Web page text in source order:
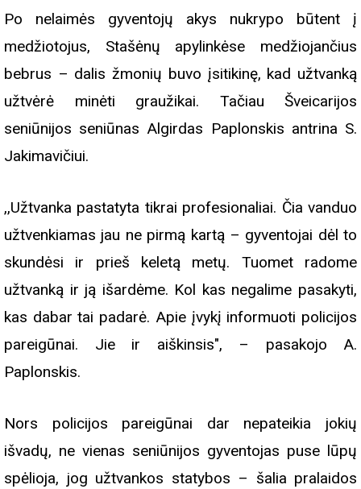
Po nelaimės gyventojų akys nukrypo būtent į
medžiotojus, Stašėnų apylinkėse medžiojančius
bebrus – dalis žmonių buvo įsitikinę, kad užtvanką
užtvėrė minėti graužikai. Tačiau Šveicarijos
seniūnijos seniūnas Algirdas Paplonskis antrina S.
Jakimavičiui.
,,Užtvanka pastatyta tikrai profesionaliai. Čia vanduo
užtvenkiamas jau ne pirmą kartą – gyventojai dėl to
skundėsi ir prieš keletą metų. Tuomet radome
užtvanką ir ją išardėme. Kol kas negalime pasakyti,
kas dabar tai padarė. Apie įvykį informuoti policijos
pareigūnai. Jie ir aiškinsis", – pasakojo A.
Paplonskis.
Nors policijos pareigūnai dar nepateikia jokių
išvadų, ne vienas seniūnijos gyventojas puse lūpų
spėlioja, jog užtvankos statybos – šalia pralaidos